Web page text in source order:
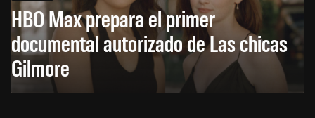
HBO Max prepara el primer
documental autorizado de Las chicas
Gilmore